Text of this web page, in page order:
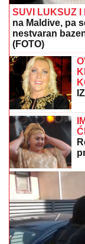
SUVI LUKSUZ I
na Maldive, pa
nestvaran
(FOTO)